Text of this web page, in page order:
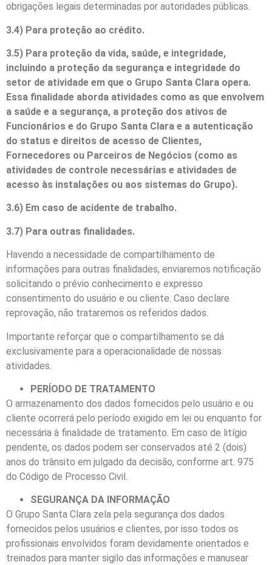
obrigações legais determinadas por autoridades públicas.
3.4) Para proteção ao crédito.
3.5) Para proteção da vida, saúde, e integridade,
incluindo a proteção da segurança e integridade do
setor de atividade em que o Grupo Santa Clara opera.
Essa finalidade aborda atividades como as que envolvem
a saúde e a segurança, a proteção dos ativos de
Funcionários e do Grupo Santa Clara e a autenticação
do status e direitos de acesso de Clientes,
Fornecedores ou Parceiros de Negócios (como as
atividades de controle necessárias e atividades de
acesso às instalações ou aos sistemas do Grupo).
3.6) Em caso de acidente de trabalho.
3.7) Para outras finalidades.
Havendo a necessidade de compartilhamento de
informações para outras finalidades, enviaremos notificação
solicitando o prévio conhecimento e expresso
consentimento do usuário e ou cliente. Caso declare
reprovação, não trataremos os referidos dados.
Importante reforçar que o compartilhamento se dá
exclusivamente para a operacionalidade de nossas
atividades.
PERÍODO DE TRATAMENTO
O armazenamento dos dados fornecidos pelo usuário e ou
cliente ocorrerá pelo período exigido em lei ou enquanto for
necessária à finalidade de tratamento. Em caso de litígio
pendente, os dados podem ser conservados até 2 (dois)
anos do trânsito em julgado da decisão, conforme art. 975
do Código de Processo Civil.
SEGURANÇA DA INFORMAÇÃO
O Grupo Santa Clara zela pela segurança dos dados
fornecidos pelos usuários e clientes, por isso todos os
profissionais envolvidos foram devidamente orientados e
treinados para manter sigilo das informações e manusear